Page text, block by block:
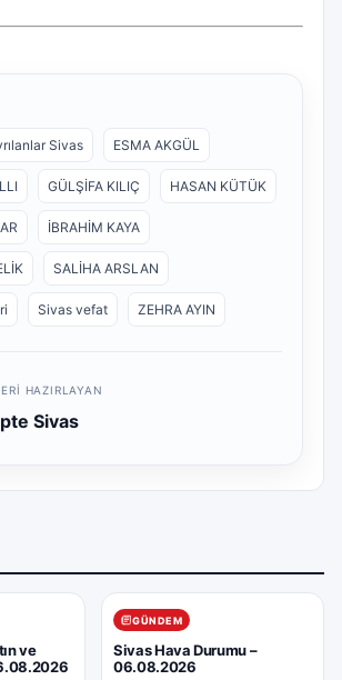
Sivas ESMA AKGÜL
GÜLŞİFA KILIÇ HASAN KÜTÜK
İBRAHİM KAYA
SALİHA ARSLAN
Sivas vefat ZEHRA AYIN
HAZIRLAYAN
Sivas
ve
GÜNDEM
Sivas Hava Durumu –
06.08.2026